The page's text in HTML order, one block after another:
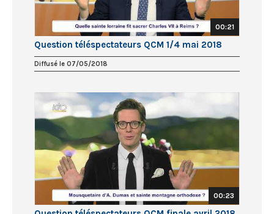
00:21
Question téléspectateurs QCM 1/4 mai 2018
Diffusé le 07/05/2018
00:23